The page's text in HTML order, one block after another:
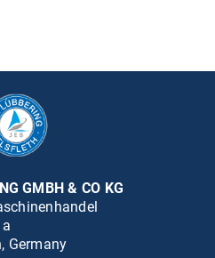
GMBH & CO KG
Germany